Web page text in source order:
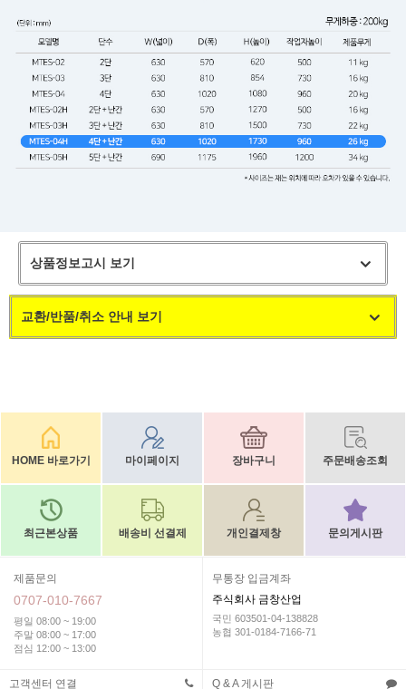
상품정보고시 보기
교환/반품/취소 안내 보기
HOME 바로가기 마이페이지 장바구니 주문배송조회
최근본상품 배송비 선결제 개인결제창 문의게시판
제품문의
0707-010-7667
평일 08:00 ~ 19:00
주말 08:00 ~ 17:00
점심 12:00 ~ 13:00
무통장 입금계좌
주식회사 금창산업
국민 603501-04-138828
농협 301-0184-7166-71
고객센터 연결 Q & A 게시판